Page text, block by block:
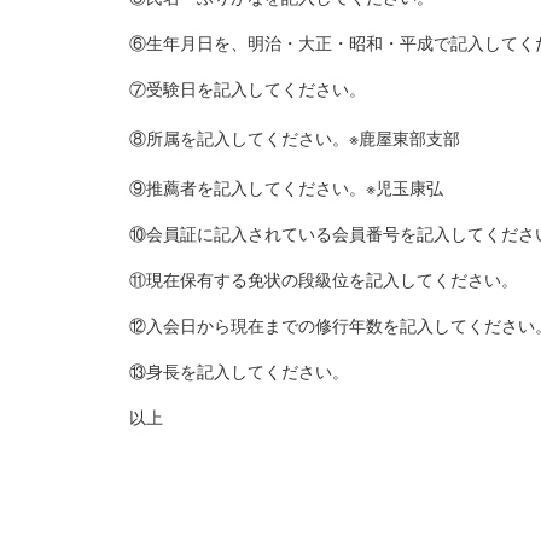
⑥生年月日を、明治・大正・昭和・平成で記入してく
⑦受験日を記入してください。
⑧所属を記入してください。※鹿屋東部支部
⑨推薦者を記入してください。※児玉康弘
⑩会員証に記入されている会員番号を記入してくださ
⑪現在保有する免状の段級位を記入してください。
⑫入会日から現在までの修行年数を記入してください。
⑬身長を記入してください。
以上